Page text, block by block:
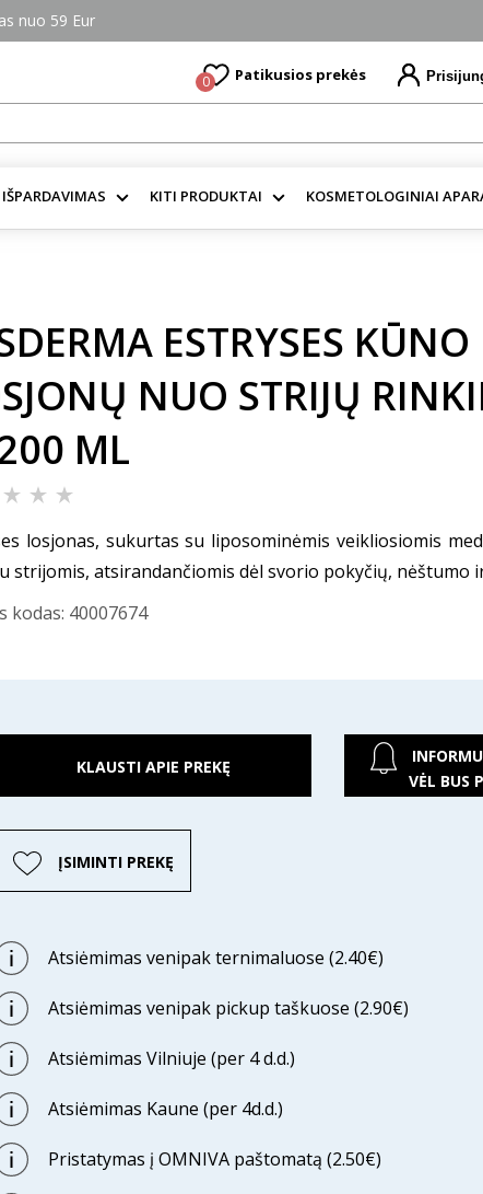
nuo 59 Eur
0 Patikusios prekės
IŠPARDAVIMAS KITI PRODUKTAI KOSMETOLOGINIAI
ESTRYSES KŪNO
NUO STRIJŲ
ML
losjonas, sukurtas su liposominėmis veikliosiomis
strijomis, atsirandančiomis dėl svorio pokyčių, nėštumo
kodas: 40007674
KLAUSTI APIE PREKĘ
VĖL BUS
ĮSIMINTI PREKĘ
Atsiėmimas venipak ternimaluose (2.40€)
Atsiėmimas venipak pickup taškuose (2.90€)
Atsiėmimas Vilniuje (per 4 d.d.)
Atsiėmimas Kaune (per 4d.d.)
Pristatymas į OMNIVA paštomatą (2.50€)